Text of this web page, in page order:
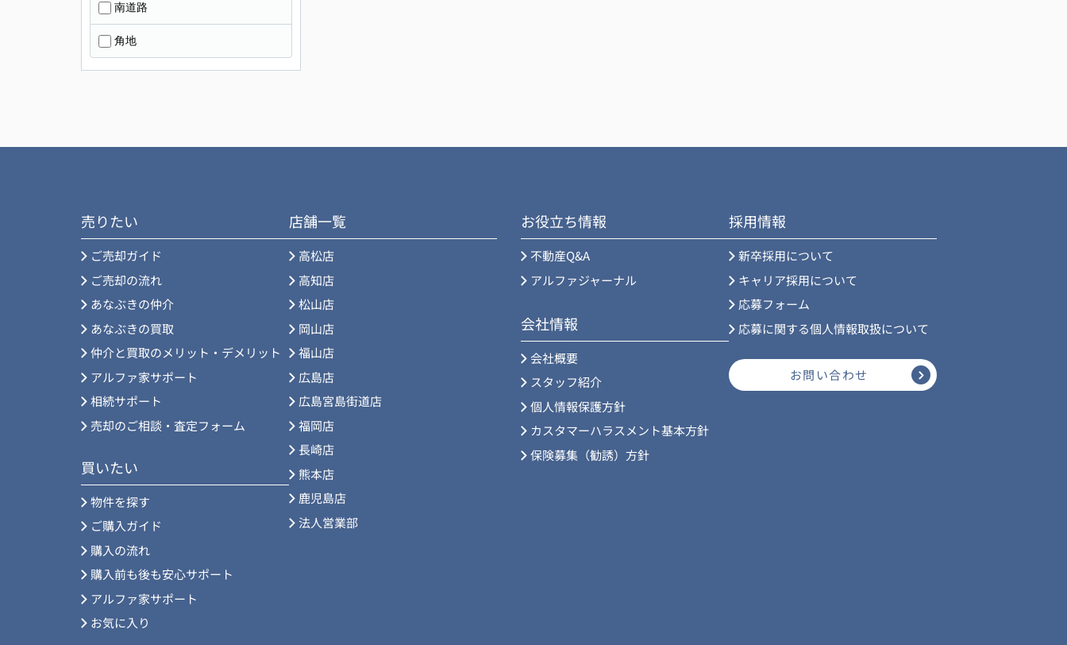
南道路
角地
売りたい
ご売却ガイド
ご売却の流れ
あなぶきの仲介
あなぶきの買取
仲介と買取のメリット・デメリット
アルファ家サポート
相続サポート
売却のご相談・査定フォーム
買いたい
物件を探す
ご購入ガイド
購入の流れ
購入前も後も安心サポート
アルファ家サポート
お気に入り
店舗一覧
高松店
高知店
松山店
岡山店
福山店
広島店
広島宮島街道店
福岡店
長崎店
熊本店
鹿児島店
法人営業部
お役立ち情報
不動産Q&A
アルファジャーナル
会社情報
会社概要
スタッフ紹介
個人情報保護方針
カスタマーハラスメント基本方針
保険募集（勧誘）方針
採用情報
新卒採用について
キャリア採用について
応募フォーム
応募に関する個人情報取扱について
お問い合わせ